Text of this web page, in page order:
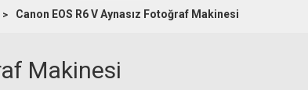
Canon EOS R6 V Aynasız Fotoğraf Makinesi
Makinesi